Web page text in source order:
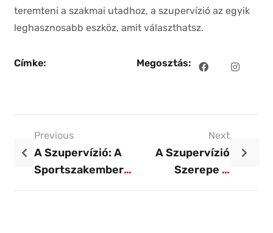
teremteni a szakmai utadhoz, a szupervízió az egyik
leghasznosabb eszköz, amit választhatsz.
Címke: Megosztás:
Previous
A Szupervízió: A
Sportszakemberek
Next
A Szupervízió
Szerepe A